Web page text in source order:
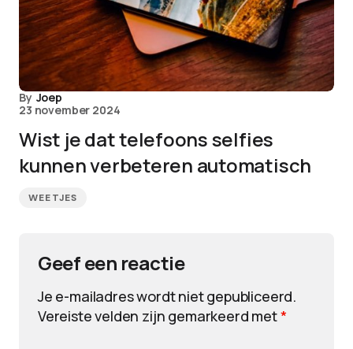
By Joep
23 november 2024
Wist je dat telefoons selfies
kunnen verbeteren automatisch
WEETJES
Geef een reactie
Je e-mailadres wordt niet gepubliceerd.
Vereiste velden zijn gemarkeerd met*